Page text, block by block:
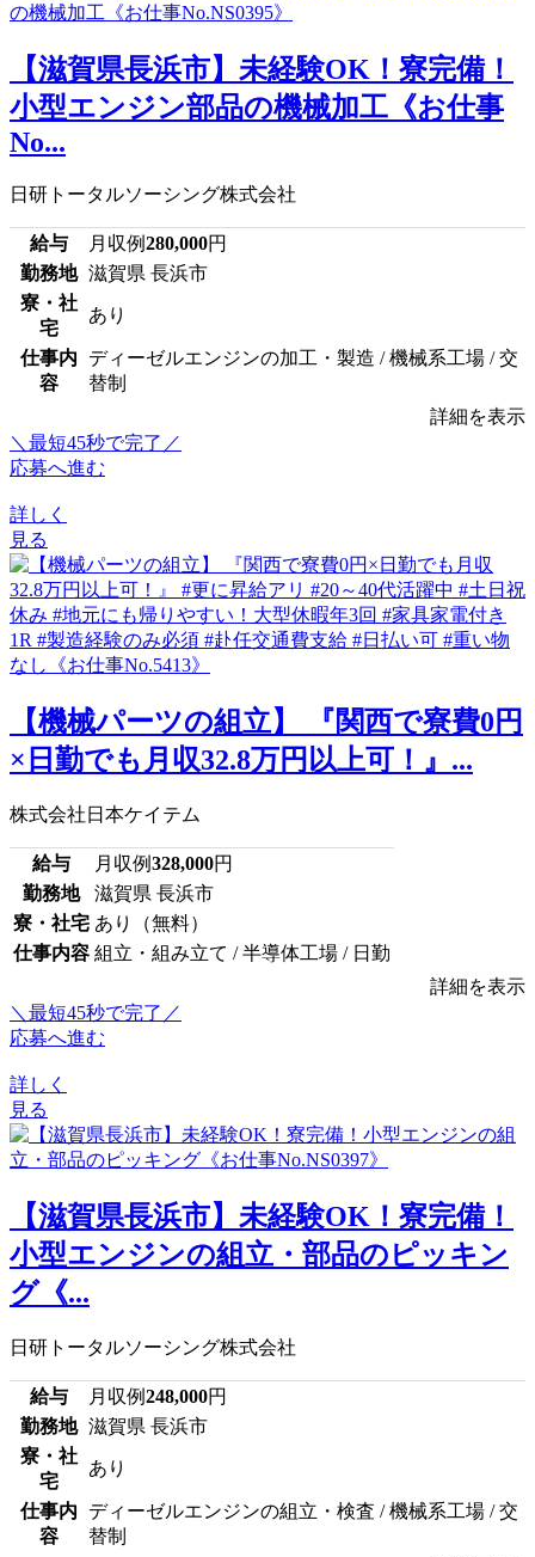
【滋賀県長浜市】未経験OK！寮完備！
小型エンジン部品の機械加工《お仕事
No...
日研トータルソーシング株式会社
給与 月収例280,000円
勤務地 滋賀県 長浜市
寮・社
宅
あり
仕事内
容
ディーゼルエンジンの加工・製造 / 機械系工場 / 交
替制
詳細を表示
＼最短45秒で完了／
応募へ進む
詳しく
見る
【機械パーツの組立】 『関西で寮費0円
×日勤でも月収32.8万円以上可！』...
株式会社日本ケイテム
給与 月収例328,000円
勤務地
滋賀県 長浜市
寮・社宅 あり（無料）
仕事内容 組立・組み立て / 半導体工場 / 日勤
詳細を表示
＼最短45秒で完了／
応募へ進む
詳しく
見る
【滋賀県長浜市】未経験OK！寮完備！
小型エンジンの組立・部品のピッキン
グ《...
日研トータルソーシング株式会社
給与 月収例248,000円
勤務地 滋賀県 長浜市
寮・社
宅
あり
仕事内
容
ディーゼルエンジンの組立・検査 / 機械系工場 / 交
替制